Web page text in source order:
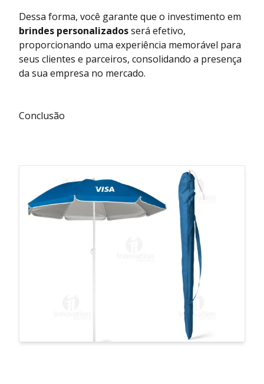
Dessa forma, você garante que o investimento em
brindes personalizadosserá efetivo,
proporcionando uma experiência memorável para
seus clientes e parceiros, consolidando a presença
da sua empresa no mercado.
Conclusão